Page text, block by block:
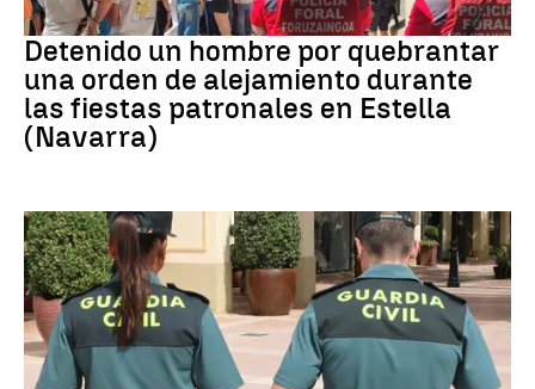
Detenido
Detenido un hombre por quebrantar
una orden de alejamiento durante
las fiestas patronales en Estella
(Navarra)